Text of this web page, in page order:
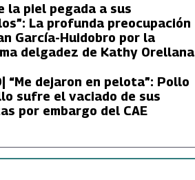
la piel pegada a sus
La profunda preocupación
García-Huidobro por la
delgadez de Kathy Orellana
“Me dejaron en pelota”: Pollo
sufre el vaciado de sus
por embargo del CAE